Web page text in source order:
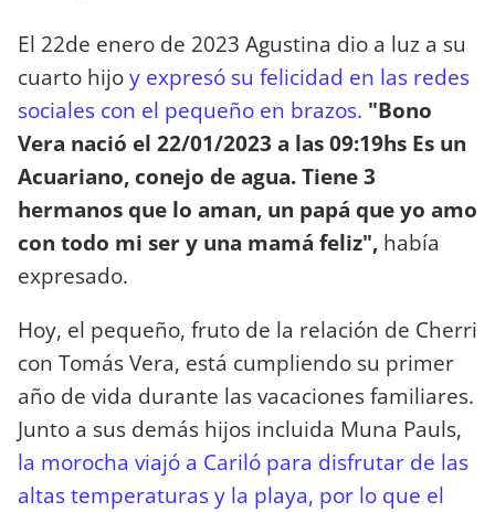
El 22de enero de 2023 Agustina dio a luz a su
cuarto hijoy expresó su felicidad en las redes
sociales con el pequeño en brazos. "Bono
Vera nació el 22/01/2023 a las 09:19hs Es un
Acuariano, conejo de agua. Tiene 3
hermanos que lo aman, un papá que yo amo
con todo mi ser y una mamá feliz", había
expresado.
Hoy, el pequeño, fruto de la relación de Cherri
con Tomás Vera, está cumpliendo su primer
año de vida durante las vacaciones familiares.
Junto a sus demás hijos incluida Muna Pauls,
la morocha viajó a Cariló para disfrutar de las
altas temperaturas y la playa, por lo que el